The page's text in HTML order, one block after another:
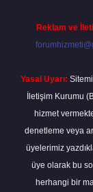
Reklam ve
Yasal Uyarı:
İletişim Kurumu
hizmet
denetleme veya
üyelerimiz
üye olarak bu
herhangi bir